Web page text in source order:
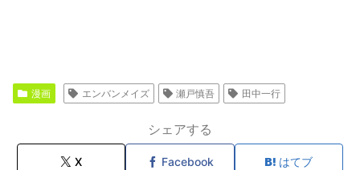
漫画 エンバンメイズ 瀬戸慎吾 田中一行
シェアする
X Facebook はてブ